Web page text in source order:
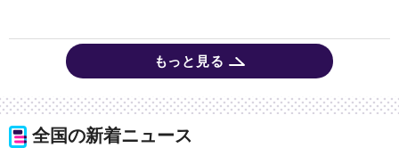
もっと見る
全国の新着ニュース